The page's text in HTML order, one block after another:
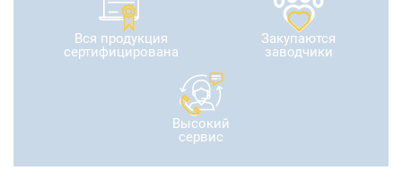
Вся продукция
сертифицирована
Закупаются
заводчики
Высокий
сервис